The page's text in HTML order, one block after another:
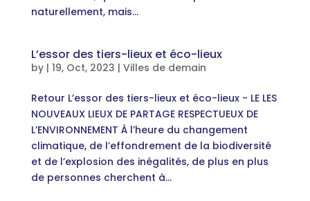
naturellement, mais...
L’essor des tiers-lieux et éco-lieux
by | 19, Oct, 2023 | Villes de demain
Retour L’essor des tiers-lieux et éco-lieux - LE LES
NOUVEAUX LIEUX DE PARTAGE RESPECTUEUX DE
L’ENVIRONNEMENT À l’heure du changement
climatique, de l’effondrement de la biodiversité
et de l’explosion des inégalités, de plus en plus
de personnes cherchent à...